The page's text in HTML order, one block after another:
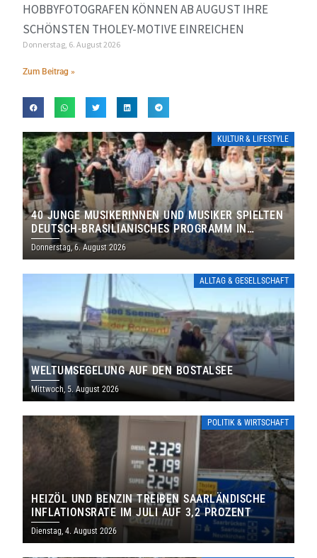
HOBBYFOTOGRAFEN KÖNNEN AB AUGUST IHRE
SCHÖNSTEN THOLEY-MOTIVE EINREICHEN
Donnerstag, 6. August 2026
Zum Beitrag »
KULTUR & LIFESTYLE
40 JUNGE MUSIKERINNEN UND MUSIKER SPIELTEN
DEUTSCH-BRASILIANISCHES PROGRAMM IN
THOLEY
Donnerstag, 6. August 2026
ALLTAG & GESELLSCHAFT
WELTUMSEGELUNG AUF DEN BOSTALSEE
Mittwoch, 5. August 2026
POLITIK & WIRTSCHAFT
HEIZÖL UND BENZIN TREIBEN SAARLÄNDISCHE
INFLATIONSRATE IM JULI AUF 3,2 PROZENT
Dienstag, 4. August 2026